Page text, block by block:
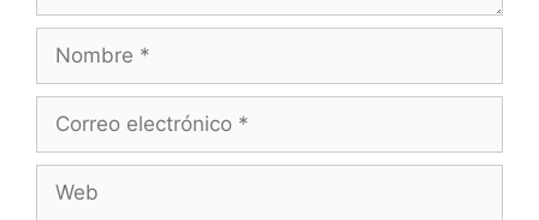
electrónico